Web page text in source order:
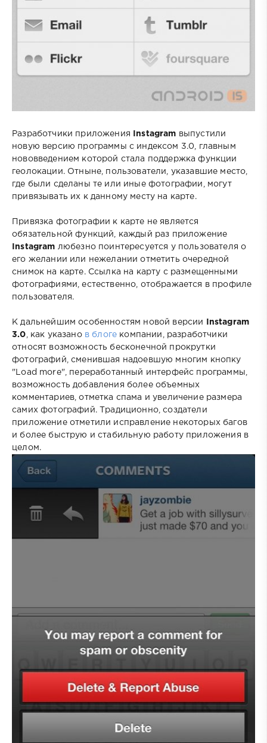
Разработчики приложения Instagram выпустили
новую версию программы с индексом 3.0, главным
нововведением которой стала поддержка функции
геолокации. Отныне, пользователи, указавшие место,
где были сделаны те или иные фотографии, могут
привязывать их к данному месту на карте.
Привязка фотографии к карте не является
обязательной функций, каждый раз приложение
Instagram любезно поинтересуется у пользователя о
его желании или нежелании отметить очередной
снимок на карте. Ссылка на карту с размещенными
фотографиями, естественно, отображается в профиле
пользователя.
К дальнейшим особенностям новой версии
Instagram
3.0 , как указано в блоге компании, разработчики
относят возможность бесконечной прокрутки
фотографий, сменившая надоевшую многим кнопку
"Load more", переработанный интерфейс программы,
возможность добавления более объемных
комментариев, отметка спама и увеличение размера
самих фотографий. Традиционно, создатели
приложение отметили исправление некоторых багов
и более быструю и стабильную работу приложения в
целом.